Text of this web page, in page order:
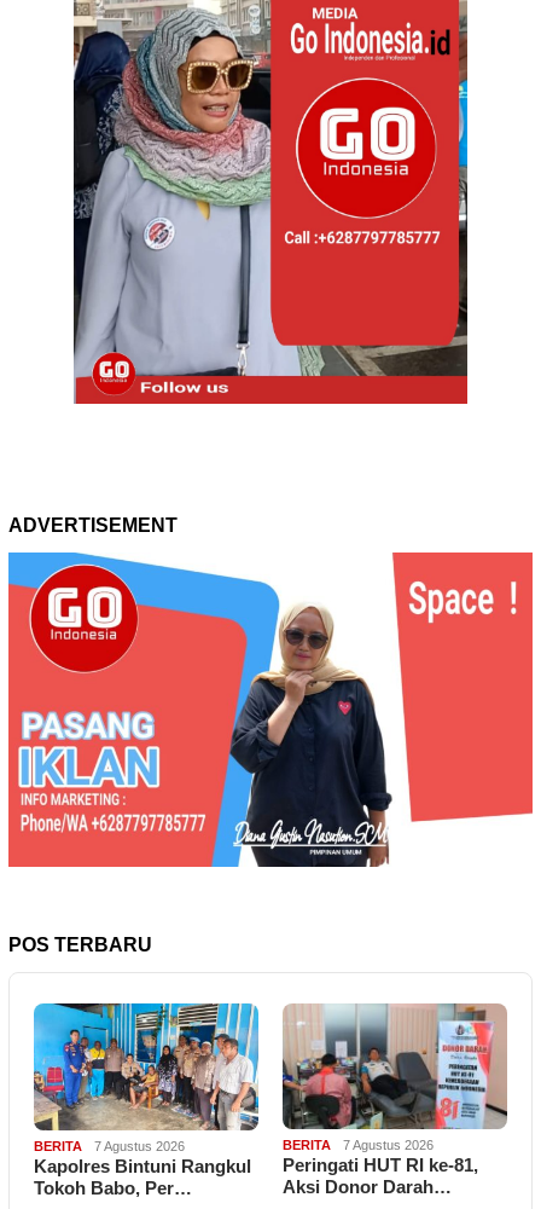
ADVERTISEMENT
POS TERBARU
BERITA 7 Agustus 2026
Kapolres Bintuni Rangkul
Tokoh Babo, Per…
BERITA 7 Agustus 2026
Peringati HUT RI ke-81,
Aksi Donor Darah…